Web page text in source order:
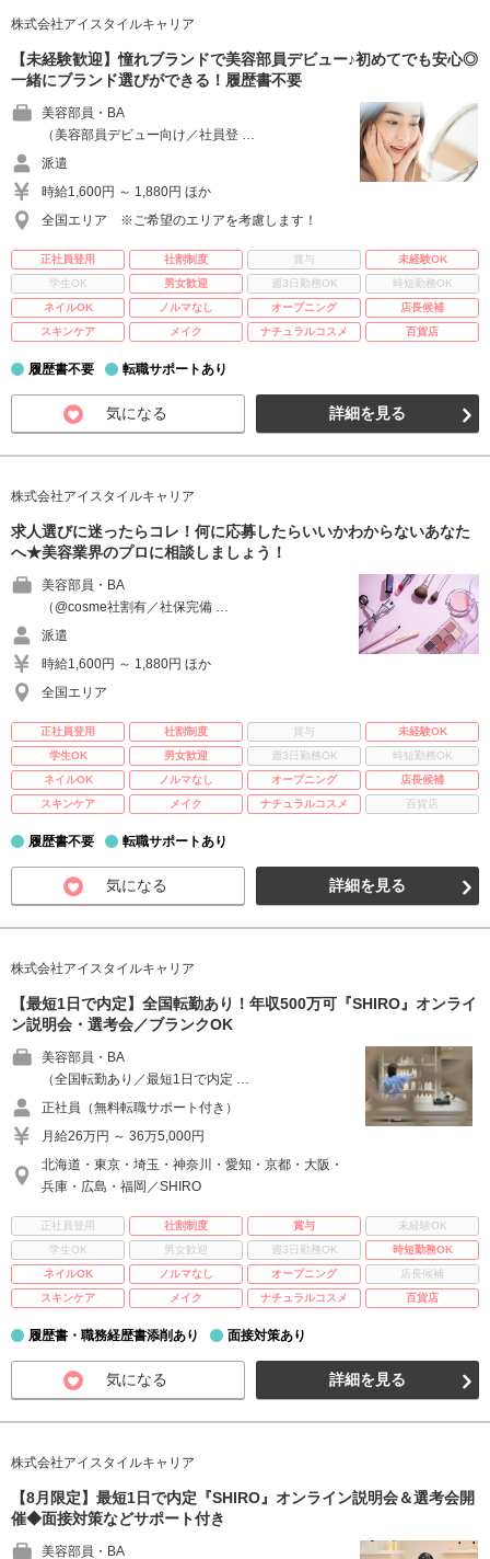
株式会社アイスタイルキャリア
【未経験歓迎】憧れブランドで美容部員デビュー♪初めてでも安心◎
一緒にブランド選びができる！履歴書不要
美容部員・BA
（美容部員デビュー向け／社員登 …
派遣
時給1,600円 ～ 1,880円 ほか
全国エリア ※ご希望のエリアを考慮します！
正社員登用 社割制度 賞与
未経験OK
学生OK
男女歓迎 週3日勤務OK
時短勤務OK
ネイルOK
ノルマなし オープニング
店長候補
スキンケア
メイク ナチュラルコスメ 百貨店
履歴書不要 転職サポートあり
気になる 詳細を見る
株式会社アイスタイルキャリア
求人選びに迷ったらコレ！何に応募したらいいかわからないあなた
へ★美容業界のプロに相談しましょう！
美容部員・BA
（@cosme社割有／社保完備 …
派遣
時給1,600円 ～ 1,880円 ほか
全国エリア
正社員登用 社割制度 賞与
未経験OK
学生OK
男女歓迎 週3日勤務OK
時短勤務OK
ネイルOK
ノルマなし オープニング
店長候補
スキンケア
メイク ナチュラルコスメ 百貨店
履歴書不要 転職サポートあり
気になる 詳細を見る
株式会社アイスタイルキャリア
【最短1日で内定】全国転勤あり！年収500万可『SHIRO』オンライ
ン説明会・選考会／ブランクOK
美容部員・BA
（全国転勤あり／最短1日で内定 …
正社員（無料転職サポート付き）
月給26万円 ～ 36万5,000円
北海道・東京・埼玉・神奈川・愛知・京都・大阪・
兵庫・広島・福岡／SHIRO
正社員登用 社割制度 賞与
未経験OK
学生OK
男女歓迎 週3日勤務OK
時短勤務OK
ネイルOK
ノルマなし オープニング
店長候補
スキンケア
メイク ナチュラルコスメ 百貨店
履歴書・職務経歴書添削あり 面接対策あり
気になる 詳細を見る
株式会社アイスタイルキャリア
【8月限定】最短1日で内定『SHIRO』オンライン説明会＆選考会開
催◆面接対策などサポート付き
美容部員・BA